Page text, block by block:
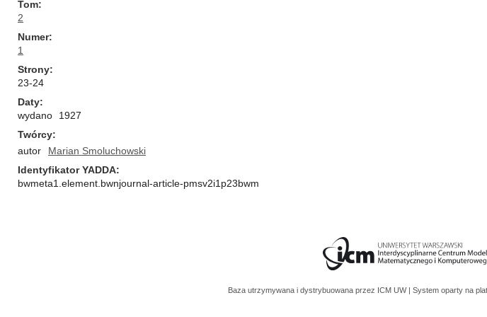
Tom
2
Numer
1
Strony
23-24
Daty
wydano
1927
Twórcy
autor
Marian Smoluchowski
Identyfikator YADDA
bwmeta1.element.bwnjournal-article-pmsv2i1p23bwm
Baza utrzymywana i dystrybuowana przez ICM UW | System oparty na